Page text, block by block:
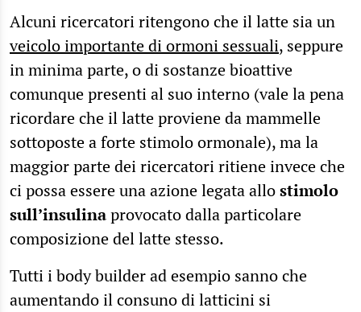
Alcuni ricercatori ritengono che il latte sia un
veicolo importante di ormoni sessuali, seppure
in minima parte, o di sostanze bioattive
comunque presenti al suo interno (vale la pena
ricordare che il latte proviene da mammelle
sottoposte a forte stimolo ormonale), ma la
maggior parte dei ricercatori ritiene invece che
ci possa essere una azione legata allostimolo
sull’insulinaprovocato dalla particolare
composizione del latte stesso.
Tutti i body builder ad esempio sanno che
aumentando il consuno di latticini si